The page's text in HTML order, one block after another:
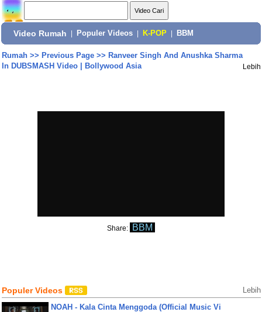
Video Rumah Populer Videos K-POP BBM
Rumah>> Previous Page>> Ranveer Singh And Anushka Sharma
In DUBSMASH Video | Bollywood Asia
Lebih
Share: BBM
Populer Videos Lebih
NOAH - Kala Cinta Menggoda (Official Music Vi